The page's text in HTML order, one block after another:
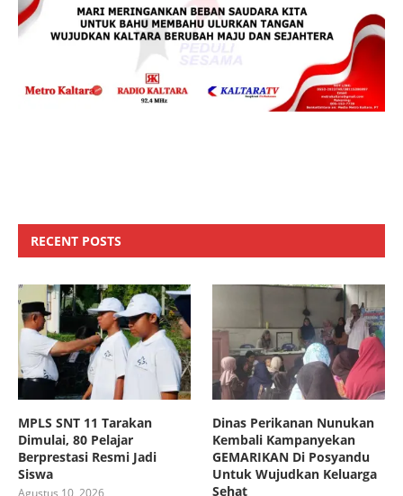
RECENT POSTS
MPLS SNT 11 Tarakan
Dimulai, 80 Pelajar
Berprestasi Resmi Jadi
Siswa
Agustus 10, 2026
Dinas Perikanan Nunukan
Kembali Kampanyekan
GEMARIKAN Di Posyandu
Untuk Wujudkan Keluarga
Sehat